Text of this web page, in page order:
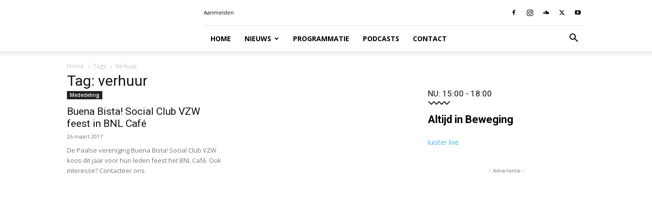
Aanmelden
HOME NIEUWS PROGRAMMATIE PODCASTS CONTACT
Home Tags Verhuur
Tag: verhuur
Mededeling
Buena Bista! Social Club VZW
feest in BNL Café
26 maart 2017
De Paalse vereniging Buena Bista! Social Club VZW
koos dit jaar voor hun leden feest het BNL Café. Ook
interesse? Contacteer ons.
NU: 15:00 - 18:00
Altijd in Beweging
luister live
- Advertentie -